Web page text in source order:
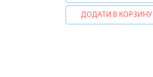
ДОДАТИ В КОРЗИНУ